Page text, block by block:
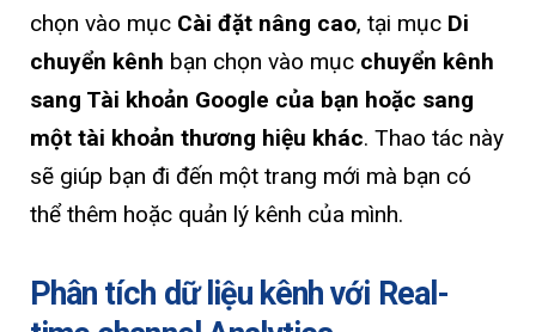
chọn vào mục Cài đặt nâng cao, tại mục Di
chuyển kênh bạn chọn vào mục chuyển kênh
sang Tài khoản Google của bạn hoặc sang
một tài khoản thương hiệu khác. Thao tác này
sẽ giúp bạn đi đến một trang mới mà bạn có
thể thêm hoặc quản lý kênh của mình.
Phân tích dữ liệu kênh với Real-